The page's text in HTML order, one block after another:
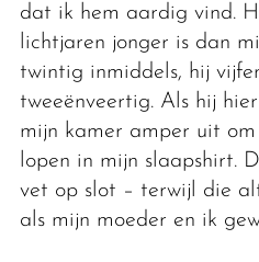
dat ik hem aardig vind.
lichtjaren jonger is dan
twintig inmiddels, hij
tweeënveertig. Als hij
mijn kamer amper uit
lopen in mijn slaapshirt.
vet op slot – terwijl die
als mijn moeder en ik